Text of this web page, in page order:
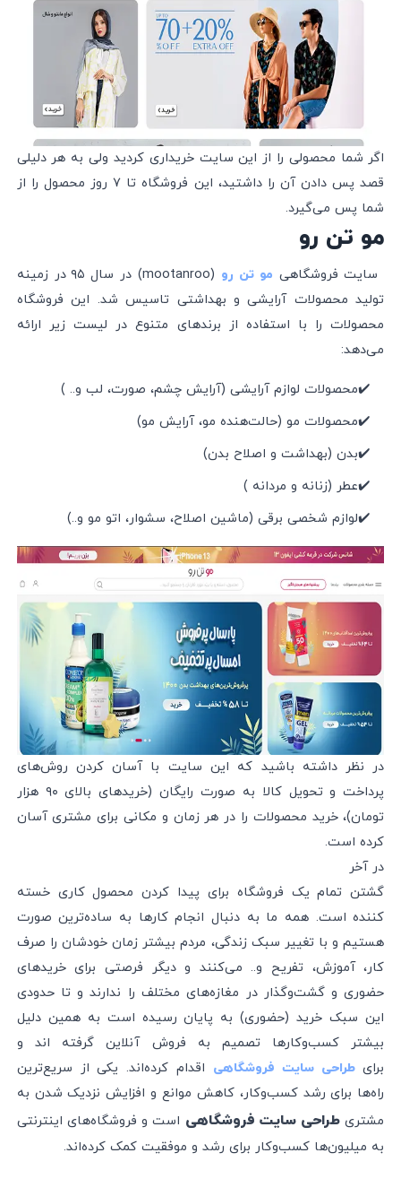
اگر شما محصولی را از این سایت خریداری کردید ولی به هر دلیلی
قصد پس دادن آن را داشتید،‌ این فروشگاه تا ۷ روز محصول را از
شما پس می‌گیرد.
مو تن رو
سایت فروشگاهی مو تن رو
(mootanroo) در سال ۹۵ در زمینه
تولید محصولات آرایشی و بهداشتی تاسیس شد. این فروشگاه
محصولات را با استفاده از برند‌های متنوع در لیست زیر ارائه
می‌دهد:
✔️محصولات لوازم آرایشی (آرایش چشم، صورت، لب و.. )
✔️محصولات مو (حالت‌هنده مو، آرایش مو)
✔️بدن (بهداشت و اصلاح بدن)
✔️عطر (زنانه و مردانه )
✔️لوازم شخصی برقی (ماشین اصلاح، سشوار، اتو مو و..)
در نظر داشته باشید که این سایت با آسان کردن روش‌های
پرداخت و تحویل کالا به صورت رایگان (خریدهای بالای ۹۰ هزار
تومان)، خرید محصولات را در هر زمان و مکانی برای مشتری آسان
کرده است.
در آخر
گشتن تمام یک فروشگاه برای پیدا کردن محصول کاری خسته
کننده است. همه ما به دنبال انجام کارها به ساده‌ترین صورت
هستیم و با تغییر سبک زندگی، مردم بیشتر زمان خودشان را صرف
کار، آموزش، تفریح و.. می‌کنند و دیگر فرصتی برای خرید‌های
حضوری و گشت‌و‌گذار در مغازه‌های مختلف را ندارند و تا حدودی
این سبک خرید (حضوری) به پایان رسیده است به همین دلیل
بیشتر کسب‌و‌کارها تصمیم به فروش آنلاین گرفته اند و
برایطراحی سایت فروشگاهی اقدام کرده‌اند. یکی از سریع‌ترین
راه‌ها برای رشد کسب‌و‌کار،‌ کاهش موانع و افزایش نزدیک شدن به
مشتری طراحی سایت فروشگاهی است و فروشگاه‌های اینترنتی
به میلیون‌ها کسب‌و‌کار برای رشد و موفقیت کمک کرده‌اند.